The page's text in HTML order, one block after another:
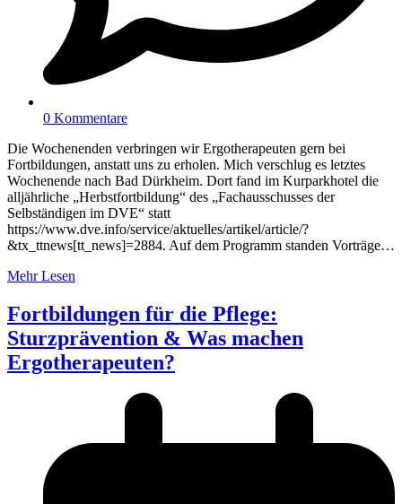
0 Kommentare
Die Wochenenden verbringen wir Ergotherapeuten gern bei
Fortbildungen, anstatt uns zu erholen. Mich verschlug es letztes
Wochenende nach Bad Dürkheim. Dort fand im Kurparkhotel die
alljährliche „Herbstfortbildung“ des „Fachausschusses der
Selbständigen im DVE“ statt
https://www.dve.info/service/aktuelles/artikel/article/?
&tx_ttnews[tt_news]=2884. Auf dem Programm standen Vorträge…
Mehr Lesen
Fortbildungen für die Pflege:
Sturzprävention & Was machen
Ergotherapeuten?